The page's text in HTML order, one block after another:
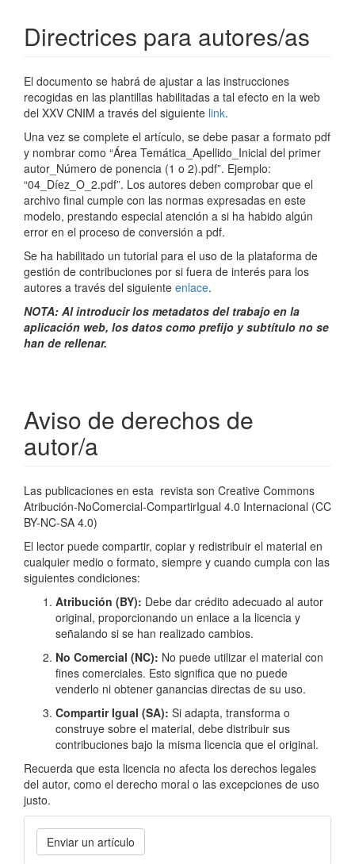
Directrices para autores/as
El documento se habrá de ajustar a las instrucciones
recogidas en las plantillas habilitadas a tal efecto en la web
del XXV CNIM a través del siguiente link.
Una vez se complete el artículo, se debe pasar a formato pdf
y nombrar como “Área Temática_Apellido_Inicial del primer
autor_Número de ponencia (1 o 2).pdf”. Ejemplo:
“04_Díez_O_2.pdf”. Los autores deben comprobar que el
archivo final cumple con las normas expresadas en este
modelo, prestando especial atención a si ha habido algún
error en el proceso de conversión a pdf.
Se ha habilitado un tutorial para el uso de la plataforma de
gestión de contribuciones por si fuera de interés para los
autores a través del siguiente enlace.
NOTA: Al introducir los metadatos del trabajo en la
aplicación web, los datos como prefijo y subtítulo no se
han de rellenar.
Aviso de derechos de
autor/a
Las publicaciones en esta revista son Creative Commons
Atribución-NoComercial-CompartirIgual 4.0 Internacional (CC
BY-NC-SA 4.0)
El lector puede compartir, copiar y redistribuir el material en
cualquier medio o formato, siempre y cuando cumpla con las
siguientes condiciones:
Atribución (BY): Debe dar crédito adecuado al autor
original, proporcionando un enlace a la licencia y
señalando si se han realizado cambios.
No Comercial (NC): No puede utilizar el material con
fines comerciales. Esto significa que no puede
venderlo ni obtener ganancias directas de su uso.
Compartir Igual (SA): Si adapta, transforma o
construye sobre el material, debe distribuir sus
contribuciones bajo la misma licencia que el original.
Recuerda que esta licencia no afecta los derechos legales
del autor, como el derecho moral o las excepciones de uso
justo.
Enviar
unEnviar un artículo